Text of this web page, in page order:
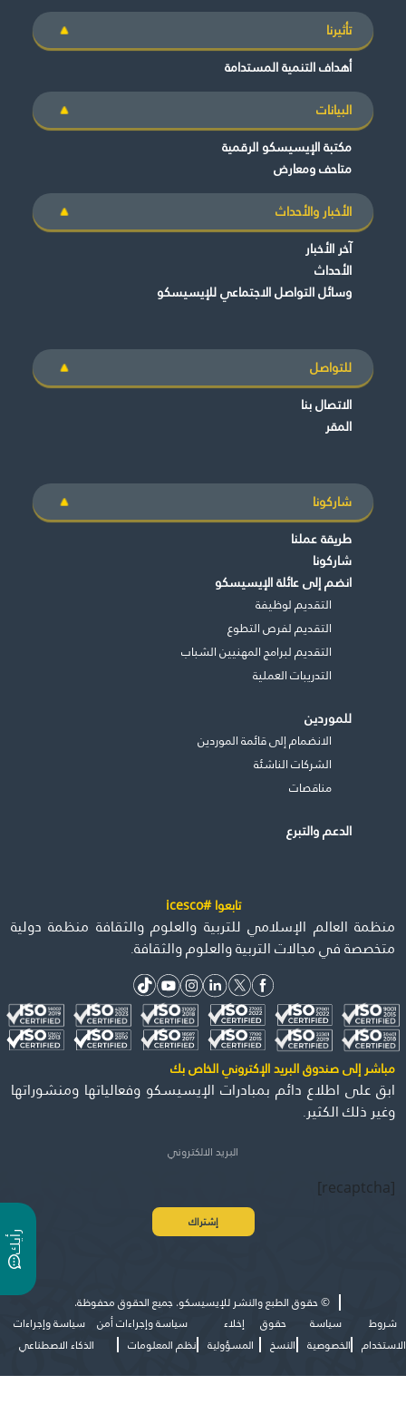
ر
أ
ي
ك
تأثيرنا
أهداف التنمية المستدامة
البيانات
مكتبة الإيسيسكو الرقمية
متاحف ومعارض
الأخبار والأحداث
آخر الأخبار
الأحداث
وسائل التواصل الاجتماعي للإيسيسكو
للتواصل
الاتصال بنا
المقر
شاركونا
طريقة عملنا
شاركونا
انضم إلى عائلة الإيسيسكو
التقديم لوظيفة
التقديم لفرص التطوع
التقديم لبرامج المهنيين الشباب
التدريبات العملية
للموردين
الانضمام إلى قائمة الموردين
الشركات الناشئة
مناقصات
الدعم والتبرع
تابعوا #icesco
منظمة العالم الإسلامي للتربية والعلوم والثقافة منظمة دولية
متخصصة في مجالات التربية والعلوم والثقافة.
مباشر إلى صندوق البريد الإكتروني الخاص بك
ابق على اطلاع دائم بمبادرات الإيسيسكو وفعالياتها ومنشوراتها
وغير ذلك الكثير.
[recaptcha]
©حقوق الطبع والنشر للإيسيسكو. جميع الحقوق محفوظة.
شروط
الاستخدام
سياسة
الخصوصية
حقوق
النسخ
إخلاء
المسؤولية
سياسة وإجراءات أمن
نظم المعلومات
سياسة وإجراءات
الذكاء الاصطناعي